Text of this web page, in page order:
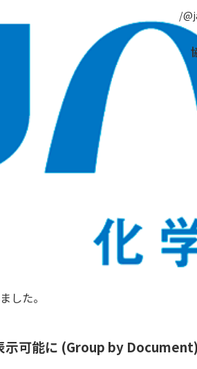
/
CAS Analytical Methods - 検索結果を文
Methods - 検索
析手法の調査に特化した検索ツールです
した。
示可能に (Group by Document)